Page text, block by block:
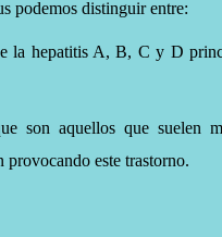
podemos distinguir entre:
la hepatitis A, B, C y D
son aquellos que suelen
provocando este trastorno.